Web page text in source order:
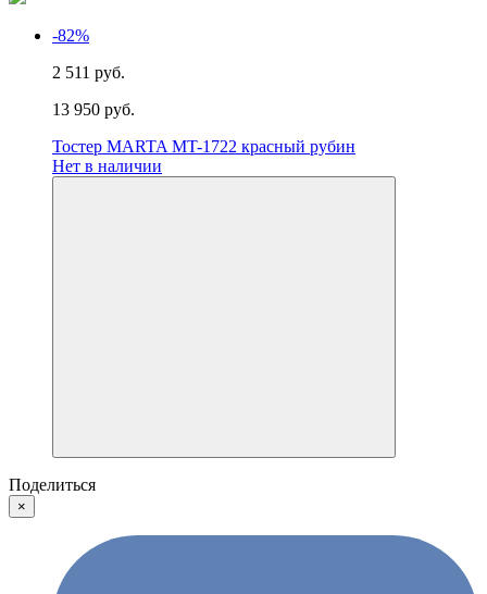
-82%
2 511 руб.
13 950 руб.
Тостер MARTA MT-1722 красный рубин
Нет в наличии
Поделиться
×